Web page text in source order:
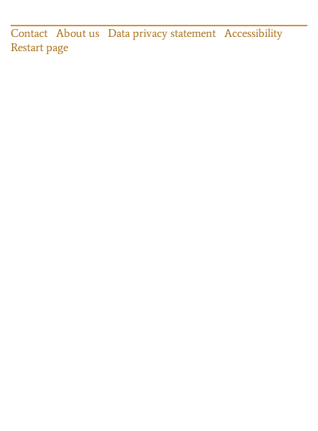
Contact About us Data privacy statement
Accessibility
Restart page